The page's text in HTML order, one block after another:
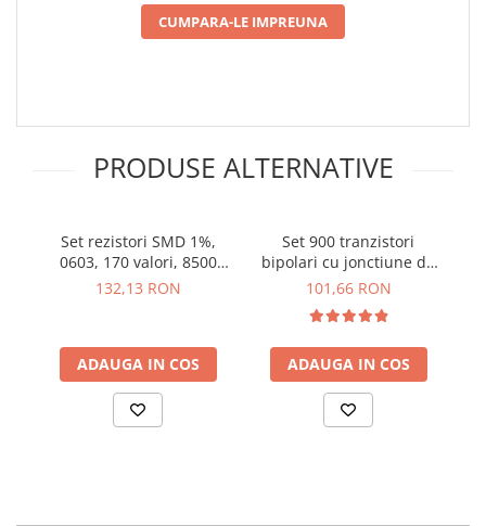
Descarcatoare de Supratensiune
Tablouri Electrice
Stabilizatoare de Tensiune
Banda Izolatoare
Panouri Fotovoltaice
Prize Inteligente
Module Smart Home
CUMPARA-LE IMPREUNA
PRODUSE ALTERNATIVE
Set rezistori SMD 1%,
0603, 170 valori, 8500
bucati
132,13 RON
ADAUGA IN COS
Set 900 tranzistori
bipolari cu jonctiune de
diferite valori, Bitmi
101,66 RON
ADAUGA IN COS